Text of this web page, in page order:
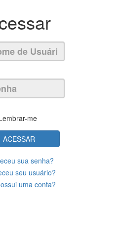
me
ACESSAR
sua senha?
seu usuário?
uma conta?